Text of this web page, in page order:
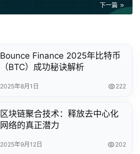
下一篇
Bounce Finance 2025年比特币
（BTC）成功秘诀解析
2025年8月1日 222
区块链聚合技术：释放去中心化
网络的真正潜力
2025年9月12日 202